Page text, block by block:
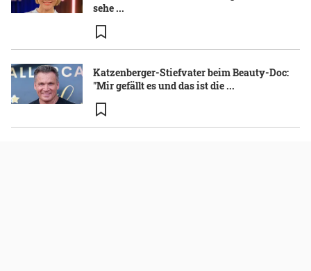
sehe ...
Katzenberger-Stiefvater beim Beauty-Doc:
"Mir gefällt es und das ist die ...